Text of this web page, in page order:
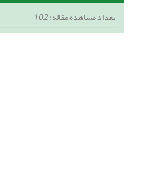
تعداد مشاهده مقاله:102